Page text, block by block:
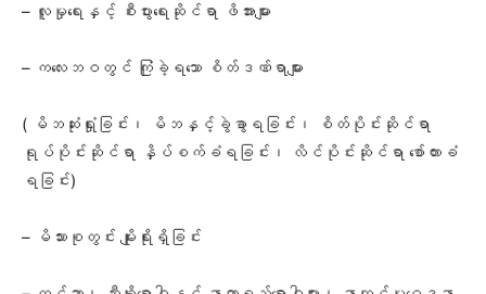
– လူမှုရေးနှင့် စီးပွားရေးဆိုင်ရာ ဖိအားများ
– ကလေးဘဝတွင် ကြုံခဲ့ရသော စိတ်ဒဏ်ရာများ
( မိဘဆုံးရှုံးခြင်း၊ မိဘနှင့်ခွဲခွာရခြင်း၊ စိတ်ပိုင်းဆိုင်ရာ
ရုပ်ပိုင်းဆိုင်ရာ နှိပ်စက်ခံရခြင်း၊ လိင်ပိုင်းဆိုင်ရာ စော်ကားခံ
ရခြင်း)
– မိသားစုတွင်း မျိုးရိုးရှိခြင်း